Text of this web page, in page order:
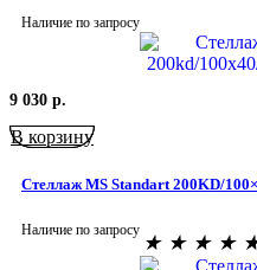
Наличие по запросу
9 030 р.
В корзину
Стеллаж MS Standart 200KD/
Наличие по запросу
★ ★ ★ ★